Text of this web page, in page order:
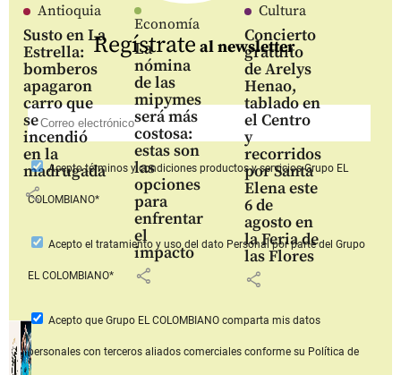
Antioquia
Susto en La
Estrella:
bomberos
apagaron
carro que
se
incendió
en la
madrugada
share
Economía
La
nómina
de las
mipymes
será más
costosa:
estas son
las
opciones
para
enfrentar
el
impacto
share
Cultura
Concierto
gratuito
de Arelys
Henao,
tablado en
el Centro
y
recorridos
por Santa
Elena este
6 de
agosto en
la Feria de
las Flores
share
Regístrate al newsletter
Aceptotérminos y condiciones productos y serviciosGrupo EL
COLOMBIANO*
Acepto el tratamiento y uso del dato Personalpor parte del Grupo
EL COLOMBIANO*
Acepto que Grupo EL COLOMBIANOcomparta mis datos
personales con terceros aliados comerciales conforme su Política de